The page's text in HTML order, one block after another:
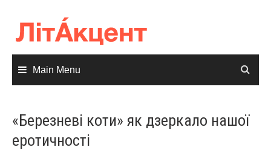
content
Main Menu
«Березневі коти» як дзеркало нашої
еротичності